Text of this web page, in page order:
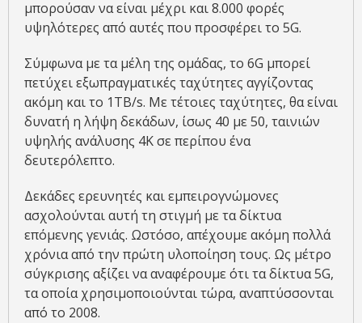
μπορούσαν να είναι μέχρι και 8.000 φορές
υψηλότερες από αυτές που προσφέρει το 5G.
Σύμφωνα με τα μέλη της ομάδας, το 6G μπορεί
πετύχει εξωπραγματικές ταχύτητες αγγίζοντας
ακόμη και το 1TB/s. Με τέτοιες ταχύτητες, θα είναι
δυνατή η λήψη δεκάδων, ίσως 40 με 50, ταινιών
υψηλής ανάλυσης 4K σε περίπου ένα
δευτερόλεπτο.
Δεκάδες ερευνητές και εμπειρογνώμονες
ασχολούνται αυτή τη στιγμή με τα δίκτυα
επόμενης γενιάς. Ωστόσο, απέχουμε ακόμη πολλά
χρόνια από την πρώτη υλοποίηση τους. Ως μέτρο
σύγκρισης αξίζει να αναφέρουμε ότι τα δίκτυα 5G,
τα οποία χρησιμοποιούνται τώρα, αναπτύσσονται
από το 2008.